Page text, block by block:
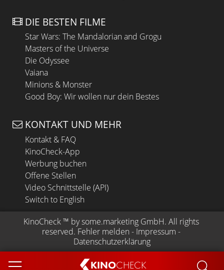
KINOCHECK
DIE BESTEN FILME
Star Wars: The Mandalorian and Grogu
Masters of the Universe
Die Odyssee
Vaiana
Minions & Monster
Good Boy: Wir wollen nur dein Bestes
KONTAKT UND MEHR
Kontakt & FAQ
KinoCheck-App
Werbung buchen
Offene Stellen
Video Schnittstelle (API)
Switch to English
KinoCheck ™ by some.marketing GmbH. All rights
reserved. Fehler melden - Impressum -
Datenschutzerklärung